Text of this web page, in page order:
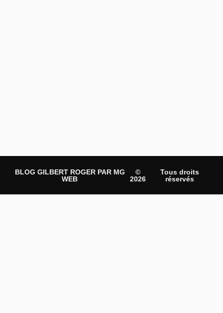
BLOG GILBERT ROGER PAR MG
WEB
©
2026
Tous droits
réservés